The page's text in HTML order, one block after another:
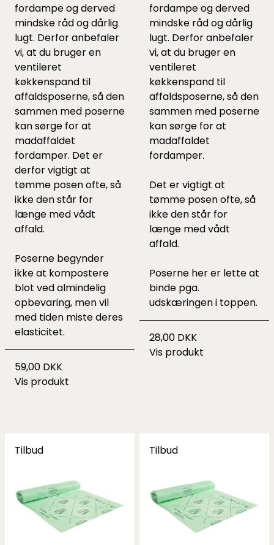
fordampe og derved
mindske råd og dårlig
lugt. Derfor anbefaler
vi, at du bruger en
ventileret
køkkenspand til
affaldsposerne, så den
sammen med poserne
kan sørge for at
madaffaldet
fordamper. Det er
derfor vigtigt at
tømme posen ofte, så
ikke den står for
længe med vådt
affald.
Poserne begynder
ikke at kompostere
blot ved almindelig
opbevaring, men vil
med tiden miste deres
elasticitet.
59,00 DKK
Vis produkt
fordampe og derved
mindske råd og dårlig
lugt. Derfor anbefaler
vi, at du bruger en
ventileret
køkkenspand til
affaldsposerne, så den
sammen med poserne
kan sørge for at
madaffaldet
fordamper.
Det er vigtigt at
tømme posen ofte, så
ikke den står for
længe med vådt
affald.
Poserne her er lette at
binde pga.
udskæringen i toppen.
28,00 DKK
Vis produkt
Tilbud Tilbud